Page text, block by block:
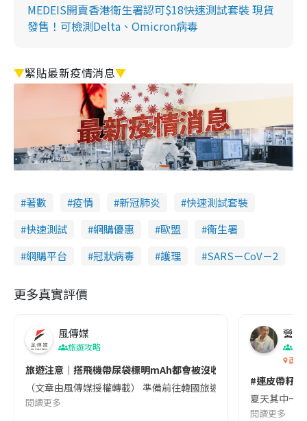
MEDEIS開賣香港衛生署認可$18快速測試套裝 現貨
發售！可檢測Delta、Omicron病毒
▼緊貼最新疫情消息▼
著數 疫情 新冠肺炎
快速測試套裝
快速測試
網購優惠 歐盟
衞生署
網購平台
冠狀病毒 護理 SARS－CoV－2
更多真實評價
風傳媒
旅遊攻略
旅遊注意｜搭飛機帶尿袋標明mAh都會被沒收😱出發前切記檢查
（文章由風傳媒授權轉載） 準備前往韓國旅遊的民眾，近期要
閱讀更多
營養
香港
#連皮帶籽
夏天其中一
閱讀更多